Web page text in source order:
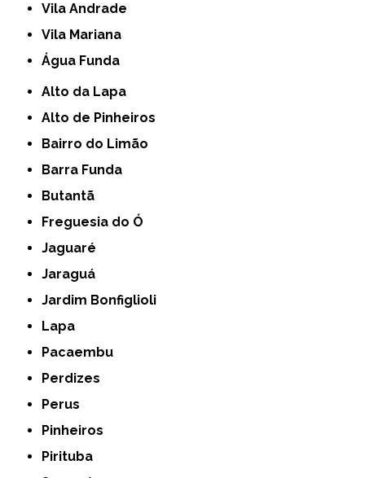
Vila Andrade
Vila Mariana
Água Funda
Alto da Lapa
Alto de Pinheiros
Bairro do Limão
Barra Funda
Butantã
Freguesia do Ó
Jaguaré
Jaraguá
Jardim Bonfiglioli
Lapa
Pacaembu
Perdizes
Perus
Pinheiros
Pirituba